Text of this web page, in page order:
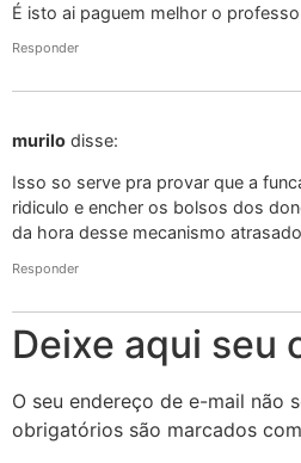
É isto ai paguem melhor o
Responder
murilo disse:
Isso so serve pra provar que a
ridiculo e encher os bolsos dos
da hora desse mecanismo
Responder
Deixe aqui seu
O seu endereço de e-mail não
obrigatórios são marcados com